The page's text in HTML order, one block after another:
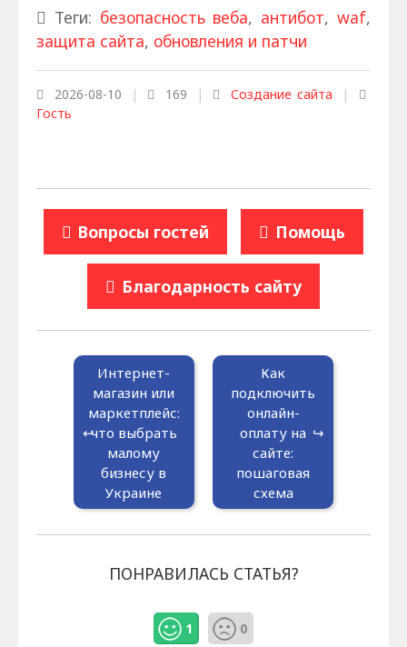
Теги: безопасность веба, антибот, waf,
защита сайта, обновления и патчи
2026-08-10 | 169 | Создание сайта
|
Гость
Вопросы гостей Помощь
Благодарность сайту
Интернет-
магазин или
маркетплейс:
что выбрать
малому
бизнесу в
Украине
Как
подключить
онлайн-
оплату на
сайте:
пошаговая
схема
ПОНРАВИЛАСЬ СТАТЬЯ?
1 0